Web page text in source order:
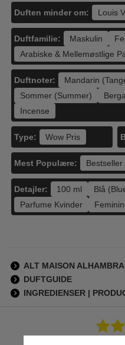
Duftnoter: Mandarin
Sommer (Summer)
Incense
Duftfamilie: Maskulin
Arabiske & Mellemøstlige
Type: Wow Pris
Duften minder om: Louis
Mest Populære:
Detajler: 100 ml Blå
Parfume Kvinder
ALT MAISON ALHAMBRA
DUFTGUIDE
INGREDIENSER |